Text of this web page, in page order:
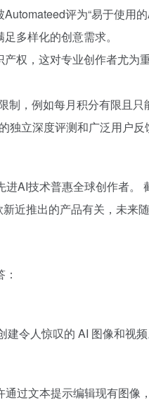
评为“易于使用的
多样化的创意需求。
权，这对专业创作者尤为重
，例如每月积分有限且只
立深度评测和广泛用户
AI技术普惠全球创作者
推出的产品有关，未来
令人惊叹的 AI 图像和视
过文本提示编辑现有图